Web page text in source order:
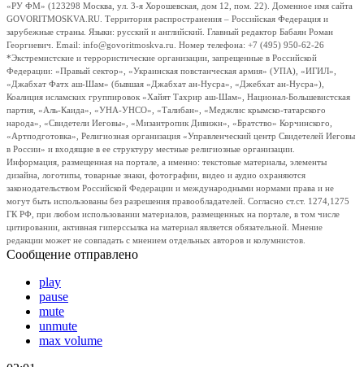
«РУ ФМ» (123298 Москва, ул. 3-я Хорошевская, дом 12, пом. 22). Доменное имя сайта
GOVORITMOSKVA.RU. Территория распространения – Российская Федерация и
зарубежные страны. Языки: русский и английский. Главный редактор Бабаян Роман
Георгиевич. Email: info@govoritmoskva.ru. Номер телефона: +7 (495) 950-62-26
*Экстремистские и террористические организации, запрещенные в Российской
Федерации: «Правый сектор», «Украинская повстанческая армия» (УПА), «ИГИЛ»,
«Джабхат Фатх аш-Шам» (бывшая «Джабхат ан-Нусра», «Джебхат ан-Нусра»),
Коалиция исламских группировок «Хайят Тахрир аш-Шам», Национал-Большевистская
партия, «Аль-Каида», «УНА-УНСО», «Талибан», «Меджлис крымско-татарского
народа», «Свидетели Иеговы», «Мизантропик Дивижн», «Братство» Корчинского,
«Артподготовка», Религиозная организация «Управленческий центр Свидетелей Иеговы
в России» и входящие в ее структуру местные религиозные организации.
Информация, размещенная на портале, а именно: текстовые материалы, элементы
дизайна, логотипы, товарные знаки, фотографии, видео и аудио охраняются
законодательством Российской Федерации и международными нормами права и не
могут быть использованы без разрешения правообладателей. Согласно ст.ст. 1274,1275
ГК РФ, при любом использовании материалов, размещенных на портале, в том числе
цитировании, активная гиперссылка на материал является обязательной. Мнение
редакции может не совпадать с мнением отдельных авторов и колумнистов.
Сообщение отправлено
play
pause
mute
unmute
max volume